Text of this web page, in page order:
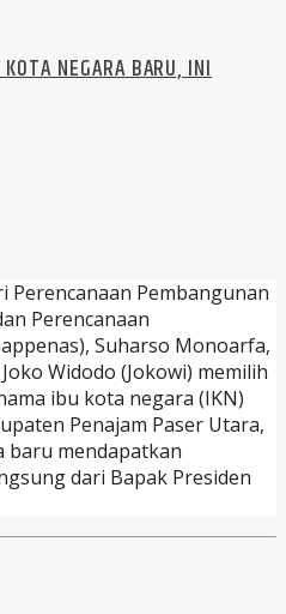
NEGARA BARU, INI
Perencanaan Pembangunan
Perencanaan
Suharso Monoarfa,
Widodo (Jokowi) memilih
ibu kota negara (IKN)
Penajam Paser Utara,
baru mendapatkan
dari Bapak Presiden